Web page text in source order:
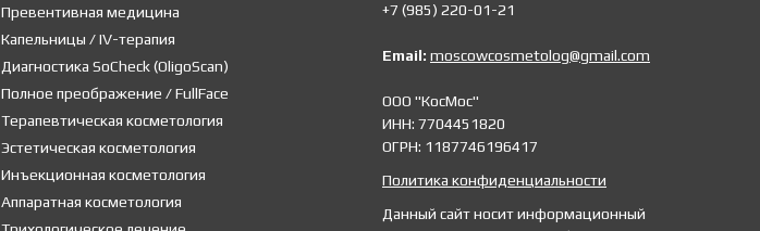
Превентивная медицина
Капельницы / IV-терапия
Диагностика SoCheck (OligoScan)
Полное преображение / FullFace
Терапевтическая косметология
Эстетическая косметология
Инъекционная косметология
Аппаратная косметология
+7 (985) 220-01-21
Email: moscowcosmetolog@gmail.com
ООО "КосМос"
ИНН: 7704451820
ОГРН: 1187746196417
Политика конфиденциальности
Данный сайт носит информационный